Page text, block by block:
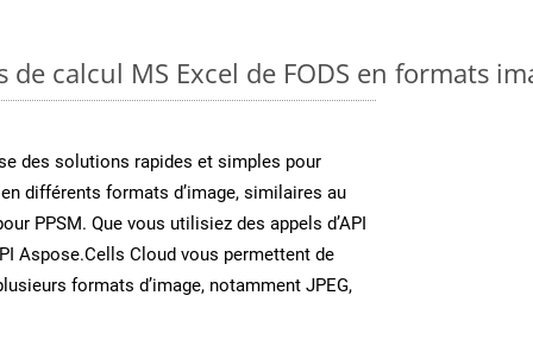
calcul MS Excel de FODS en formats
des solutions rapides et simples pour
différents formats d’image, similaires au
PPSM. Que vous utilisiez des appels d’API
Aspose.Cells Cloud vous permettent de
formats d’image, notamment JPEG,